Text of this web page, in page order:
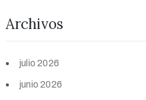
Archivos
julio 2026
junio 2026